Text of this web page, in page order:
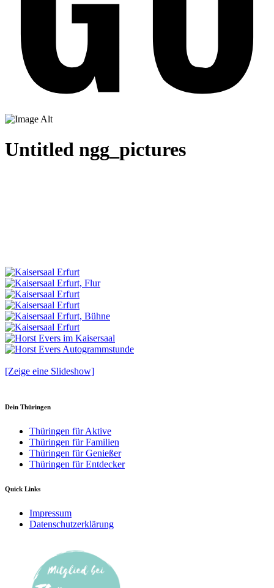
Untitled ngg_pictures
[Zeige eine Slideshow]
Dein Thüringen
Thüringen für Aktive
Thüringen für Familien
Thüringen für Genießer
Thüringen für Entdecker
Quick Links
Impressum
Datenschutzerklärung